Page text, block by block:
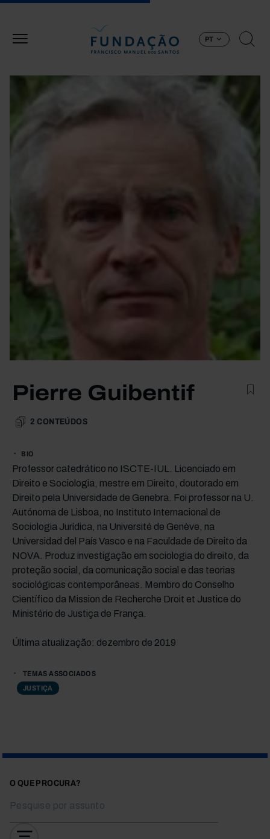
PT
Pierre Guibentif
2 CONTEÚDOS
BIO
Professor catedrático no ISCTE-IUL. Licenciado em
Direito e Sociologia, mestre em Direito, doutorado em
Direito pela Universidade de Genebra. Foi professor na U.
Autónoma de Lisboa, no Instituto Internacional de
Sociologia Jurídica, na Université de Genève, na
Universidad del País Vasco e na Faculdade de Direito da
NOVA. Produz investigação em sociologia do direito, da
proteção social, da comunicação social e das teorias
sociológicas contemporâneas. Membro do Conselho
Científico da Mission de Recherche Droit et Justice do
Ministério de Justiça de França.
Última atualização: dezembro de 2019
TEMAS ASSOCIADOS
JUSTIÇA
O QUE PROCURA?